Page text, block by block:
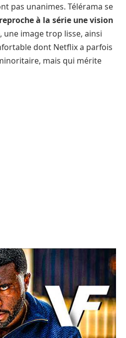
pas unanimes. Télérama se
à la série une vision
, une image trop lisse, ainsi
dont Netflix a parfois
mais qui mérite